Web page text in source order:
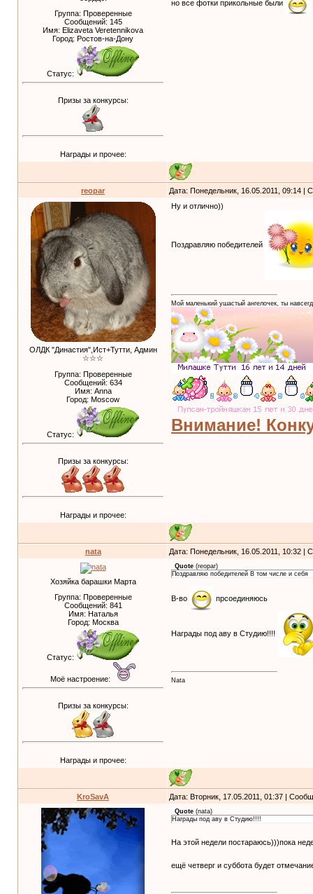
Группа: Проверенные
Сообщений: 145
Имя: Elizaveta Veretennikova
Город: Ростов-на-Дону
Статус:
Призы за конкурсы:
Награды и прочее:
но все фотки прикольные были
reopar Дата: Понедельник, 16.05.2011, 09:14 |
ОЛДК "Династия",Ист+Тутти, Админ
☆☆☆
Группа: Проверенные
Сообщений: 634
Имя: Anna
Город: Moscow
Статус:
Призы за конкурсы:
Награды и прочее:
Ну и отлично))
Поздравляю победителей
Мой маленький ушастый ангелочек, ты
Внимание!
nata Дата: Понедельник, 16.05.2011, 10:32 |
Хозяйка барашки Марта
Группа: Проверенные
Сообщений: 841
Имя: Наталья
Город: Москва
Статус:
Моё настроение:
Призы за конкурсы:
Награды и прочее:
Quote (reopar)
Поздравляю победителей В том числе и себя
В-во прсоединяюсь
Награды под аву в Студию!!!!
Nata
KroSavA Дата: Вторник, 17.05.2011, 01:37 |
Quote (nata)
Награды под аву в Студию!!!!
На этой недели постараюсь)))пока
ещё четверг и суббота будет